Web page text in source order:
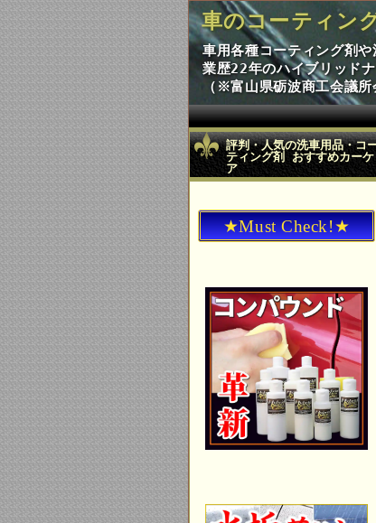
車のコーティン
車用各種コーティング剤
業歴22年のハイブリッド
（※富山県砺波商工会議
評判・人気の洗車用品・コ
ティング剤 おすすめカーケ
ア
★Must Check!★